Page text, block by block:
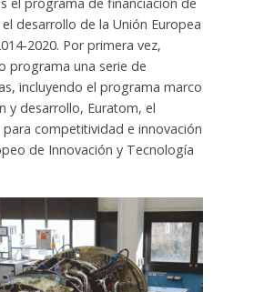
desarrollo de la Unión Europea
2020. Por primera vez,
programa una serie de
incluyendo el programa marco
y desarrollo, Euratom, el
competitividad e innovación
de Innovación y Tecnología